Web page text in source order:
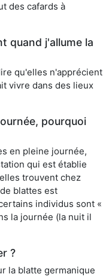
des cafards à
quand j'allume la
qu'elles n'apprécient
vivre dans des lieux
pourquoi
en pleine journée,
qui est établie
trouvent chez
blattes est
individus sont «
la journée (la nuit il
?
la blatte germanique